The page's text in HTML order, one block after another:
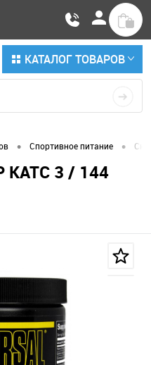
КАТАЛОГ ТОВАРОВ
• Спортивное питание •
3 / 144